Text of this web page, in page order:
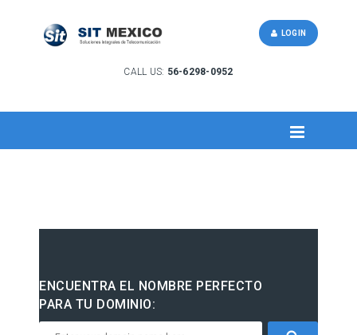
CALL US: 56-6298-0952
LOGIN
ENCUENTRA EL NOMBRE PERFECTO
PARA TU DOMINIO: